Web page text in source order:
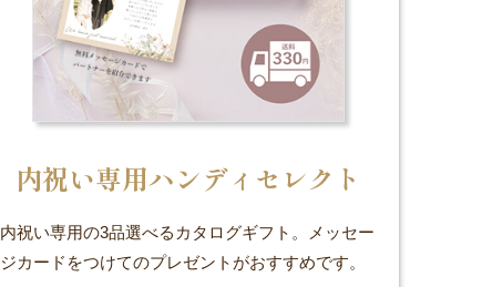
内祝い専用ハンディセレクト
内祝い専用の3品選べるカタログギフト。メッセー
ジカードをつけてのプレゼントがおすすめです。